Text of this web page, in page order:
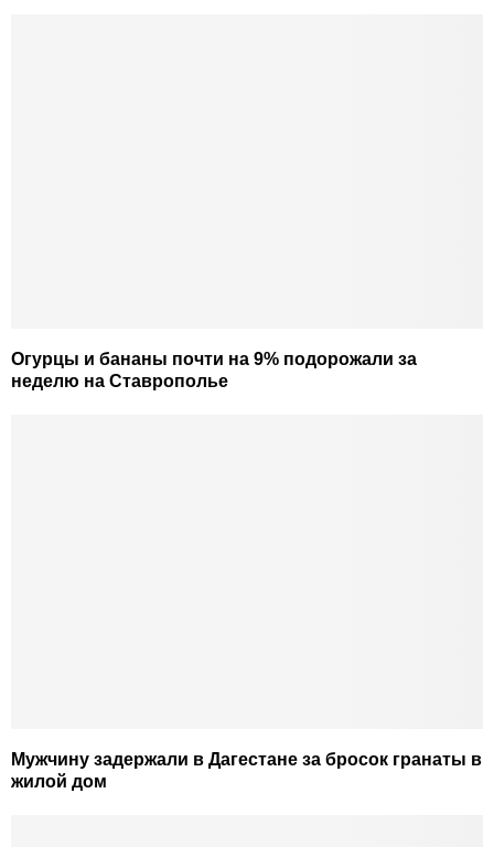
Огурцы и бананы почти на 9% подорожали за
неделю на Ставрополье
Мужчину задержали в Дагестане за бросок гранаты в
жилой дом